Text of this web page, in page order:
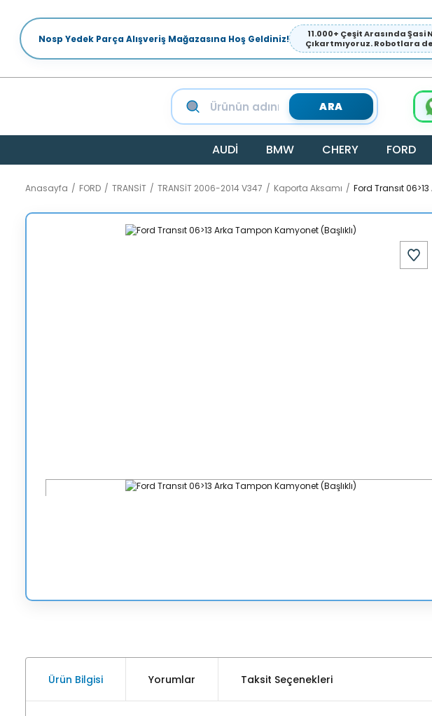
Nosp Yedek Parça Alışveriş Mağazasına Hoş Geldiniz!
11.000+ Çeşit Arasında
Çıkartmıyoruz. Robotlara
ARA
AUDİ BMW CHERY FORD
Anasayfa FORD TRANSİT TRANSİT 2006-2014 V347 Kaporta Aksamı Ford Transıt
Ürün Bilgisi Yorumlar Taksit Seçenekleri